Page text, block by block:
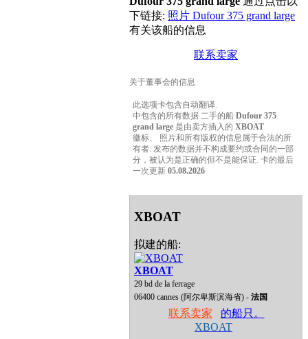
下链接: 照片 Dufour 375 grand large
有关该船的信息
联系卖家
关于董事会的信息
此选项卡包含自动翻译.
中包含的所有数据 二手的船 Dufour 375
grand large 是由卖方插入的 XBOAT
徽标、 照片和所有版权的信息属于合法的所
有者. 发布的数据并不构成要约或合同的一部
分，被认为是正确的但不是能保证. 卡的最后
一次更新 05.08.2026
XBOAT
拟建的船:
XBOAT
29 bd de la ferrage
06400 cannes (阿尔卑斯滨海省) - 法国
联系卖家
的船只。
XBOAT